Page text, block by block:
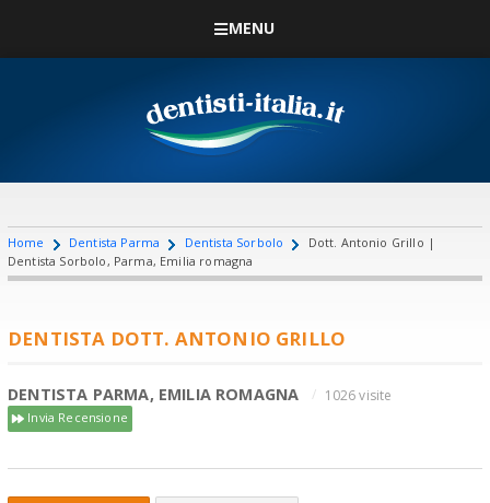
MENU
Home Dentista Parma Dentista Sorbolo
Dott. Antonio Grillo |
Dentista Sorbolo, Parma, Emilia romagna
DENTISTA DOTT. ANTONIO GRILLO
DENTISTA PARMA, EMILIA ROMAGNA 1026 visite
Invia Recensione